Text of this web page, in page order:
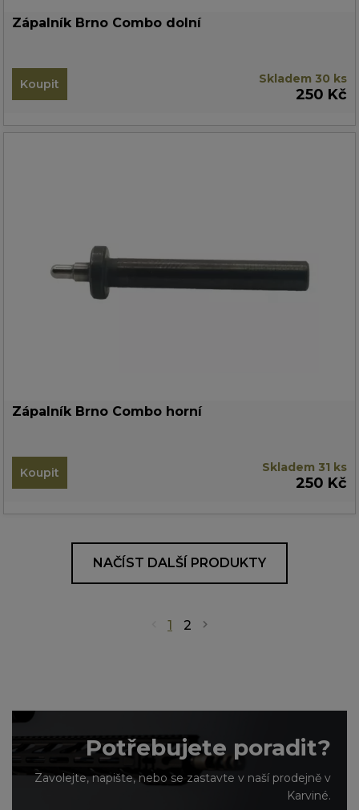
Zápalník Brno Combo dolní
Koupit Skladem 30 ks
250 Kč
Zápalník Brno Combo horní
Koupit Skladem 31 ks
250 Kč
NAČÍST DALŠÍ PRODUKTY
1 2
Potřebujete poradit?
Zavolejte, napište, nebo se zastavte v naší prodejně v
Karviné.